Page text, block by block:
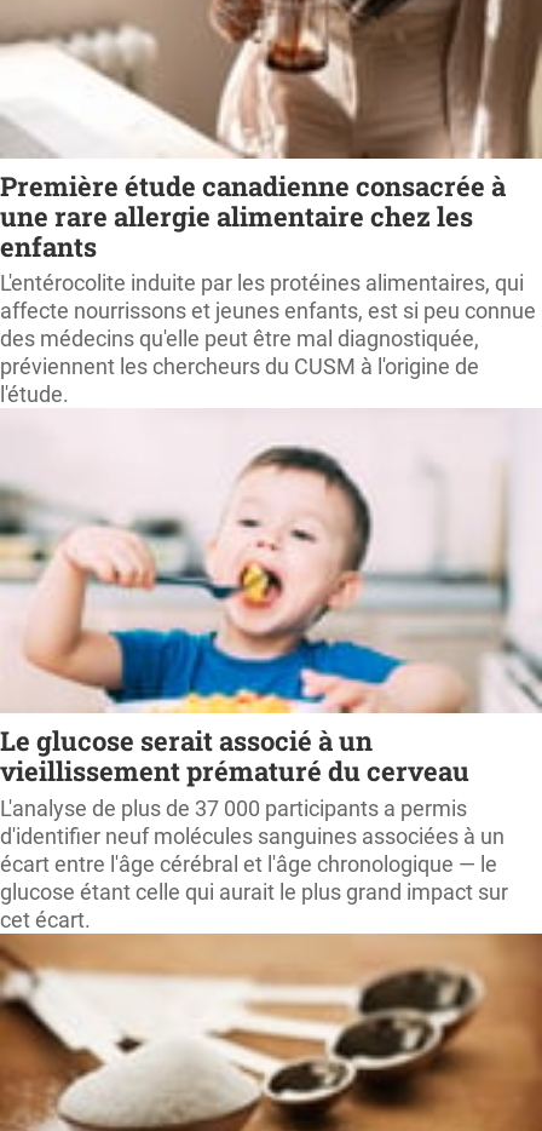
Première étude canadienne consacrée à
une rare allergie alimentaire chez les
enfants
L'entérocolite induite par les protéines alimentaires, qui
affecte nourrissons et jeunes enfants, est si peu connue
des médecins qu'elle peut être mal diagnostiquée,
préviennent les chercheurs du CUSM à l'origine de
l'étude.
Le glucose serait associé à un
vieillissement prématuré du cerveau
L'analyse de plus de 37 000 participants a permis
d'identifier neuf molécules sanguines associées à un
écart entre l'âge cérébral et l'âge chronologique ― le
glucose étant celle qui aurait le plus grand impact sur
cet écart.